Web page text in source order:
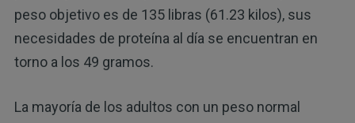
peso objetivo es de 135 libras (61.23 kilos), sus
necesidades de proteína al día se encuentran en
torno a los 49 gramos.
La mayoría de los adultos con un peso normal